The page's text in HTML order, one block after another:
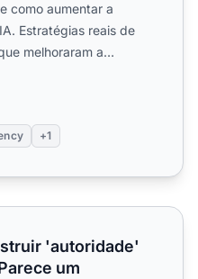
como aumentar a
Estratégias reais de
melhoraram a
+1
para citações de
'autoridade'
um